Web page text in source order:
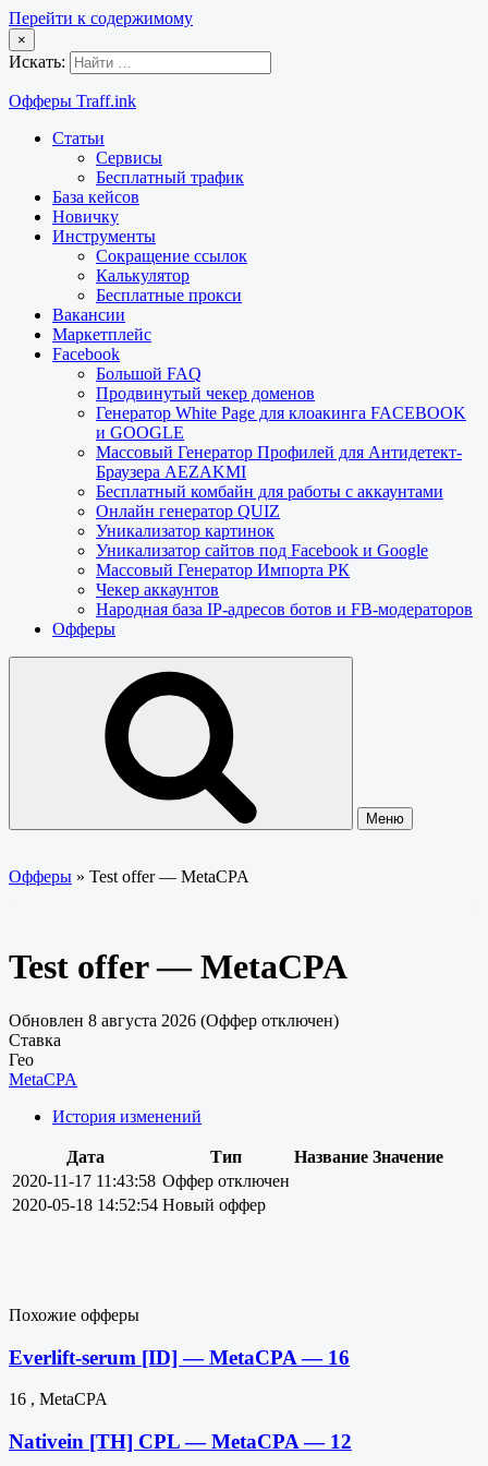
Перейти к содержимому
×
Искать:
Офферы Traff.ink
Статьи
Сервисы
Бесплатный трафик
База кейсов
Новичку
Инструменты
Сокращение ссылок
Калькулятор
Бесплатные прокси
Вакансии
Маркетплейс
Facebook
Большой FAQ
Продвинутый чекер доменов
Генератор White Page для клоакинга FACEBOOK
и GOOGLE
Массовый Генератор Профилей для Антидетект-
Браузера AEZAKMI
Бесплатный комбайн для работы с аккаунтами
Онлайн генератор QUIZ
Уникализатор картинок
Уникализатор сайтов под Facebook и Google
Массовый Генератор Импорта РК
Чекер аккаунтов
Народная база IP-адресов ботов и FB-модераторов
Офферы
Меню
Офферы » Test offer — MetaCPA
Test offer — MetaCPA
Обновлен 8 августа 2026 (Оффер отключен)
Ставка
Гео
MetaCPA
История изменений
Дата Тип Название Значение
2020-11-17 11:43:58 Оффер отключен
2020-05-18 14:52:54 Новый оффер
Похожие офферы
Everlift-serum [ID] — MetaCPA — 16
16 , MetaCPA
Nativein [TH] CPL — MetaCPA — 12